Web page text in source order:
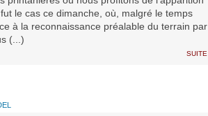
le cas ce dimanche, où, malgré le temps
à la reconnaissance préalable du terrain par
(...)
suite